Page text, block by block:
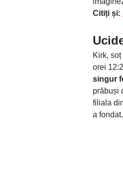
Citiți și:
Kirk,
orei
singur
prăbuși
filiala
a fondat.